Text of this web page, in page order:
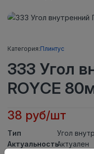
Категория:Плинтус
333 Угол
ROYCE
38 руб/шт
Тип
Угол
АктуальностьАктуален